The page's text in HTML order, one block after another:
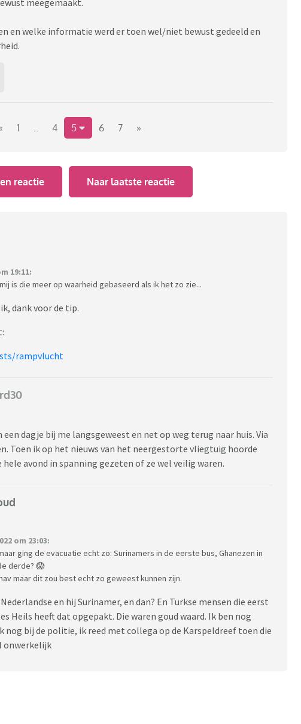
meegemaakt.
en welke informatie werd er toen wel/niet bewust gedeeld en
1 .. 4 5 6 7 »
reactie Naar laatste reactie
19:11:
is die meer op waarheid gebaseerd als ik het zo zie...
dank voor de tip.
rampvlucht
dagje bij me langsgeweest en net op weg terug naar huis. Via
Toen ik op het nieuws van het neergestorte vliegtuig hoorde
avond in spanning gezeten of ze wel veilig waren.
om 23:03:
ging de evacuatie echt zo: Surinamers in de eerste bus, Ghanezen in
derde? 😱
maar dit zou best echt zo geweest kunnen zijn.
en hij Surinamer, en dan? En Turkse mensen die eerst
Heils heeft dat opgepakt. Die waren goud waard. Ik ben nog
nog bij de politie, ik reed met collega op de Karspeldreef toen die
onwerkelijk